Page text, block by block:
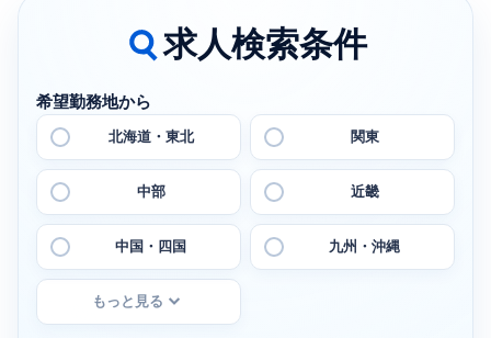
求人検索条件
希望勤務地から
北海道・東北 関東
中部 近畿
中国・四国 九州・沖縄
もっと見る